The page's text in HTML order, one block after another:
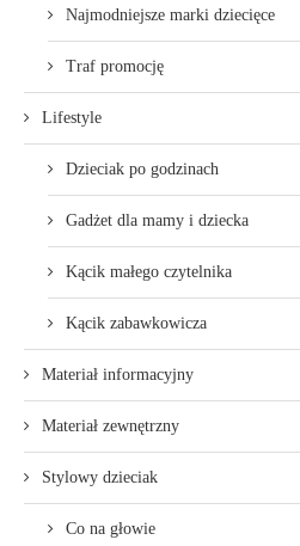
Najmodniejsze marki dziecięce
Traf promocję
Lifestyle
Dzieciak po godzinach
Gadżet dla mamy i dziecka
Kącik małego czytelnika
Kącik zabawkowicza
Materiał informacyjny
Materiał zewnętrzny
Stylowy dzieciak
Co na głowie